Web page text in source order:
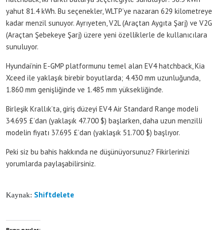
yahut 81.4 kWh. Bu seçenekler, WLTP’ye nazaran 629 kilometreye
kadar menzil sunuyor. Ayrıyeten, V2L (Araçtan Aygıta Şarj) ve V2G
(Araçtan Şebekeye Şarj) üzere yeni özelliklerle de kullanıcılara
sunuluyor.
Hyundai’nin E-GMP platformunu temel alan EV4 hatchback, Kia
Xceed ile yaklaşık birebir boyutlarda; 4.430 mm uzunluğunda,
1.860 mm genişliğinde ve 1.485 mm yüksekliğinde.
Birleşik Krallık’ta, giriş düzeyi EV4 Air Standard Range modeli
34.695 £’dan (yaklaşık 47.700 $) başlarken, daha uzun menzilli
modelin fiyatı 37.695 £’dan (yaklaşık 51.700 $) başlıyor.
Peki siz bu bahis hakkında ne düşünüyorsunuz? Fikirlerinizi
yorumlarda paylaşabilirsiniz.
Kaynak: Shiftdelete